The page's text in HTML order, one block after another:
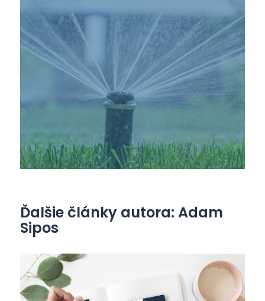
Ďalšie články autora: Adam
Sipos